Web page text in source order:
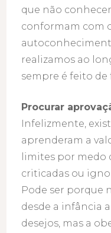
que não
conformam com
realizamos ao
sempre é feito
Procurar
Infelizmente,
aprenderam a
limites por medo
criticadas ou
Pode ser porque
desde a infância
desejos, mas a